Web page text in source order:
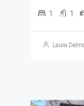
1 1
Laura